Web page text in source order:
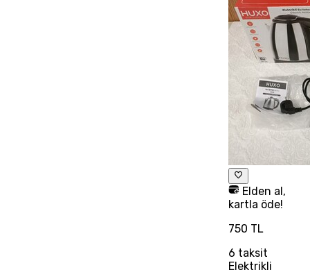
Elden al,
kartla öde!
750 TL
6 taksit
Elektrikli